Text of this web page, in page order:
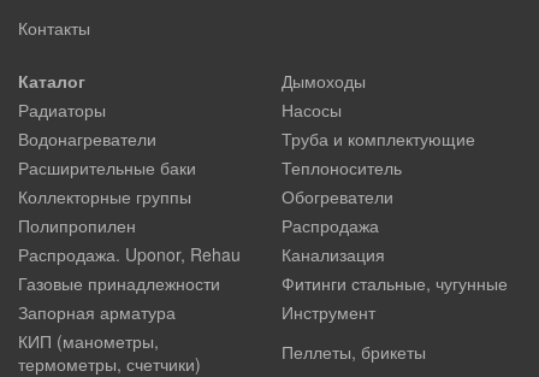
Контакты
Каталог
Дымоходы
Радиаторы
Насосы
Водонагреватели
Труба и комплектующие
Расширительные баки
Теплоноситель
Коллекторные группы
Обогреватели
Полипропилен
Распродажа
Распродажа. Uponor, Rehau
Канализация
Газовые принадлежности
Фитинги стальные, чугунные
Запорная арматура
Инструмент
КИП (манометры,
термометры, счетчики)
Пеллеты, брикеты